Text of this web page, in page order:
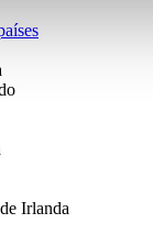
Irlanda